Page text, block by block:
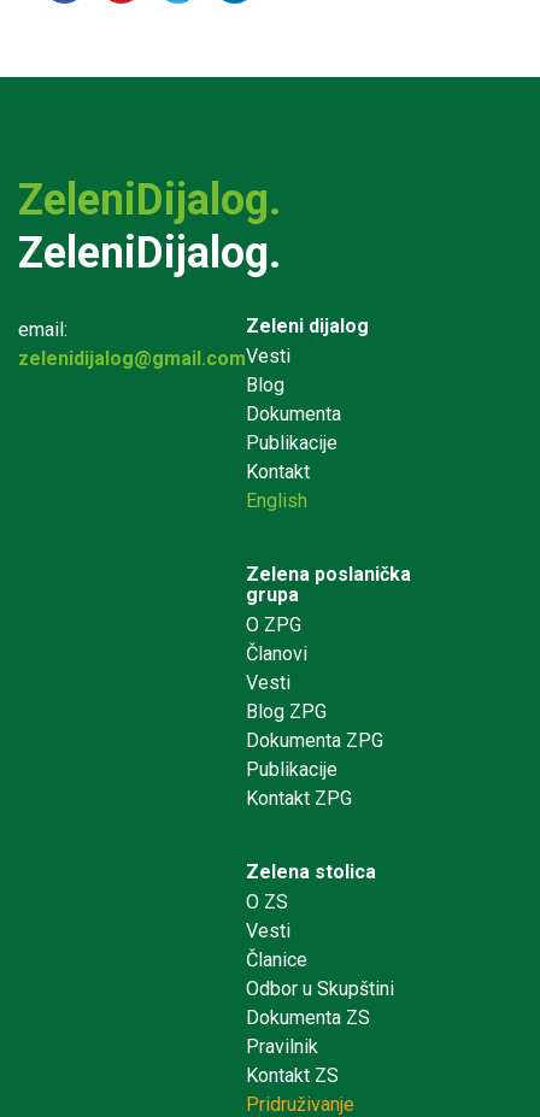
ZeleniDijalog.
ZeleniDijalog.
email:
zelenidijalog@gmail.com
Zeleni dijalog
Vesti
Blog
Dokumenta
Publikacije
Kontakt
English
Zelena poslanička
grupa
O ZPG
Članovi
Vesti
Blog ZPG
Dokumenta ZPG
Publikacije
Kontakt ZPG
Zelena stolica
O ZS
Vesti
Članice
Odbor u Skupštini
Dokumenta ZS
Pravilnik
Kontakt ZS
Pridruživanje